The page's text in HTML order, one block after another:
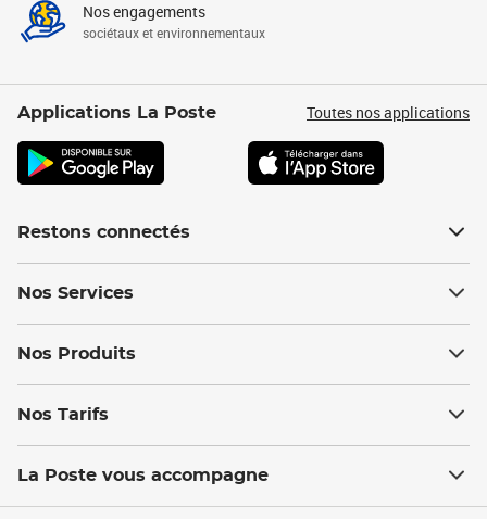
Nos engagements
sociétaux et environnementaux
Applications La Poste Toutes nos applications
Restons connectés
Nos Services
Nos Produits
Nos Tarifs
La Poste vous accompagne